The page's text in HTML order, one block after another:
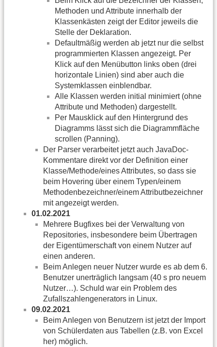
Methoden und Attribute innerhalb der
Klassenkästen zeigt der Editor jeweils die
Stelle der Deklaration.
Defaultmäßig werden ab jetzt nur die selbst
programmierten Klassen angezeigt. Per
Klick auf den Menübutton links oben (drei
horizontale Linien) sind aber auch die
Systemklassen einblendbar.
Alle Klassen werden initial minimiert (ohne
Attribute und Methoden) dargestellt.
Per Mausklick auf den Hintergrund des
Diagramms lässt sich die Diagrammfläche
scrollen (Panning).
Der Parser verarbeitet jetzt auch JavaDoc-
Kommentare direkt vor der Definition einer
Klasse/Methode/eines Attributes, so dass sie
beim Hovering über einem Typen/einem
Methodenbezeichner/einem Attributbezeichner
mit angezeigt werden.
01.02.2021
Mehrere Bugfixes bei der Verwaltung von
Repositories, insbesondere beim Übertragen
der Eigentümerschaft von einem Nutzer auf
einen anderen.
Beim Anlegen neuer Nutzer wurde es ab dem 6.
Benutzer unerträglich langsam (40 s pro neuem
Nutzer…). Schuld war ein Problem des
Zufallszahlengenerators in Linux.
09.02.2021
Beim Anlegen von Benutzern ist jetzt der Import
von Schülerdaten aus Tabellen (z.B. von Excel
her) möglich.